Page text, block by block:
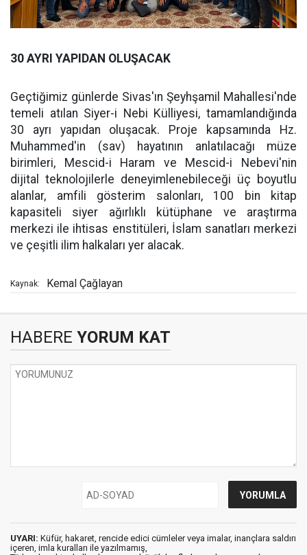
30 AYRI YAPIDAN OLUŞACAK
Geçtiğimiz günlerde Sivas'ın Şeyhşamil Mahallesi'nde
temeli atılan Siyer-i Nebi Külliyesi, tamamlandığında
30 ayrı yapıdan oluşacak. Proje kapsamında Hz.
Muhammed'in (sav) hayatının anlatılacağı müze
birimleri, Mescid-i Haram ve Mescid-i Nebevi'nin
dijital teknolojilerle deneyimlenebileceği üç boyutlu
alanlar, amfili gösterim salonları, 100 bin kitap
kapasiteli siyer ağırlıklı kütüphane ve araştırma
merkezi ile ihtisas enstitüleri, İslam sanatları merkezi
ve çeşitli ilim halkaları yer alacak.
Kaynak: Kemal Çağlayan
HABERE YORUM KAT
UYARI: Küfür, hakaret, rencide edici cümleler veya imalar, inançlara saldırı
içeren, imla kuralları ile yazılmamış,